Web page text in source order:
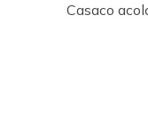
Casaco